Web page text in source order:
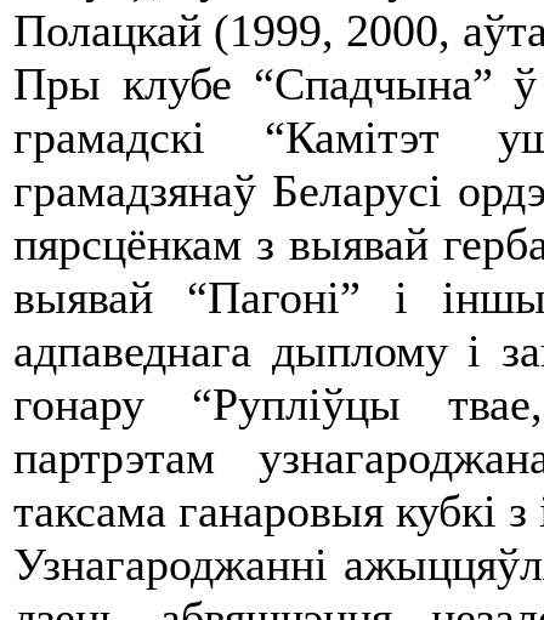
Полацкай (1999, 2000,
Пры клубе “Спадчына”
грамадскі “Камітэт
грамадзянаў Беларусі
пярсцёнкам з выявай
выявай “Пагоні” і
адпаведнага дыплому і
гонару “Рупліўцы
партрэтам
таксама ганаровыя кубкі
Узнагароджанні